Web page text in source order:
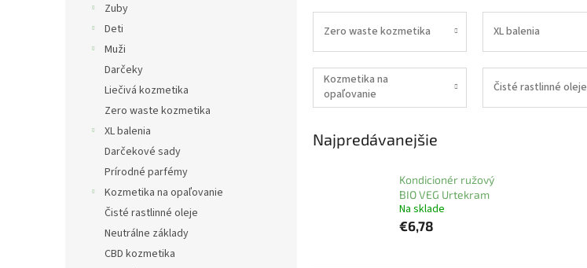
Zuby
Deti
Muži
Darčeky
Liečivá kozmetika
Zero waste kozmetika
XL balenia
Darčekové sady
Prírodné parfémy
Kozmetika na opaľovanie
Čisté rastlinné oleje
Neutrálne základy
CBD kozmetika
Zero waste kozmetika XL balenia
Kozmetika na
opaľovanie
Čisté rastlinné oleje
Najpredávanejšie
Kondicionér ružový
BIO VEG Urtekram
Na sklade
€6,78